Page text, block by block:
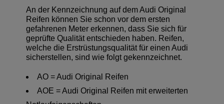
An der Kennzeichnung auf dem Audi Original
Reifen können Sie schon vor dem ersten
gefahrenen Meter erkennen, dass Sie sich für
geprüfte Qualität entschieden haben. Reifen,
welche die Erstrüstungsqualität für einen Audi
sicherstellen, sind wie folgt gekennzeichnet.
AO = Audi Original Reifen
AOE = Audi Original Reifen mit erweiterten